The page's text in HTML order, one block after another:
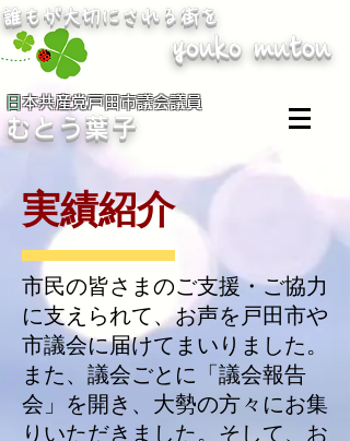
​ 日本共産党戸田市議会議員
むとう葉子
​誰もが大切にされる街を
​youko mutou
​実績紹介
市民の皆さまのご支援・ご協力
に支えられて、お声を戸田市や
市議会に届けてまいりました。
また、議会ごとに「議会報告
会」を開き、大勢の方々にお集
りいただきました。そして、お